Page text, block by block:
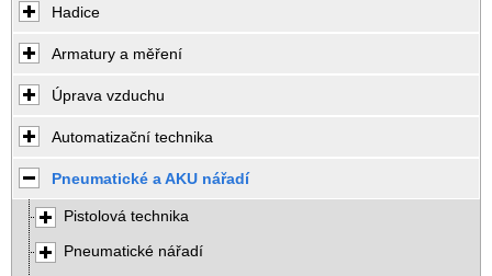
Hadice
Armatury a měření
Úprava vzduchu
Automatizační technika
Pneumatické a AKU nářadí
Pistolová technika
Pneumatické nářadí